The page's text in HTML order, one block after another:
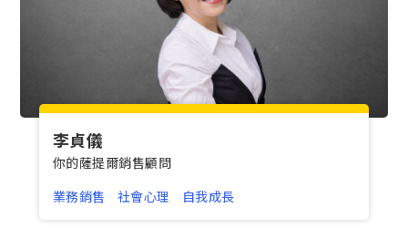
李貞儀
你的薩提爾銷售顧問
業務銷售
社會心理 自我成長